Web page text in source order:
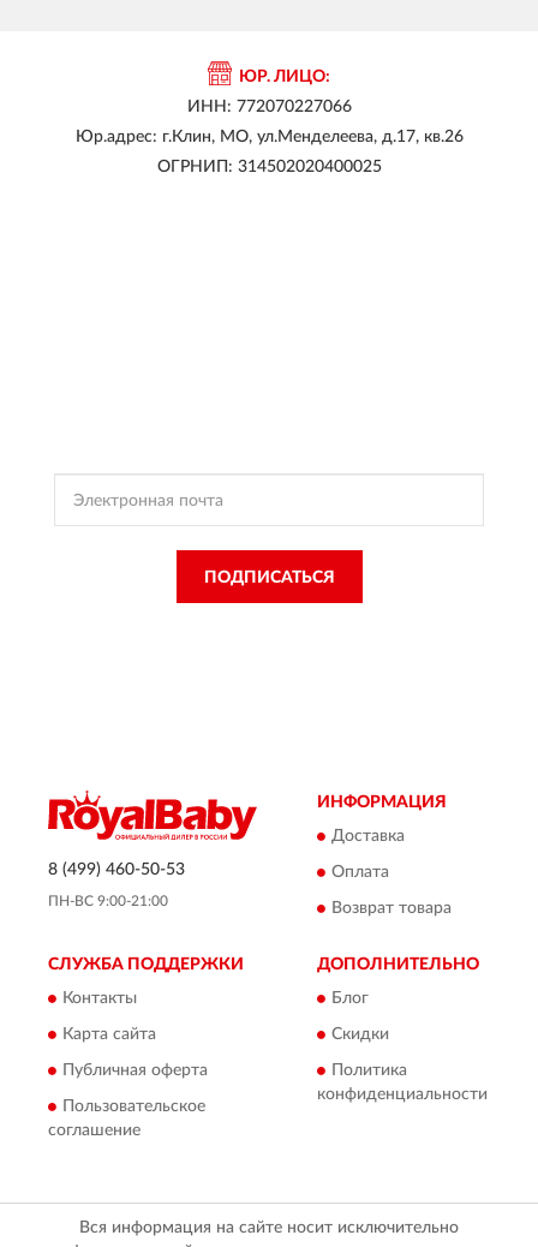
ЮР. ЛИЦО:
ИНН: 772070227066
Юр.адрес: г.Клин, МО, ул.Менделеева, д.17, кв.26
ОГРНИП: 314502020400025
ПОДПИСАТЬСЯ
8 (499) 460-50-53
ПН-ВС 9:00-21:00
ИНФОРМАЦИЯ
Доставка
Оплата
Возврат товара
СЛУЖБА ПОДДЕРЖКИ
Контакты
Карта сайта
Публичная оферта
Пользовательское
соглашение
ДОПОЛНИТЕЛЬНО
Блог
Скидки
Политика
конфиденциальности
Вся информация на сайте носит исключительно